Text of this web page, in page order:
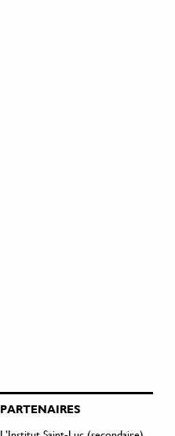
PARTENAIRES